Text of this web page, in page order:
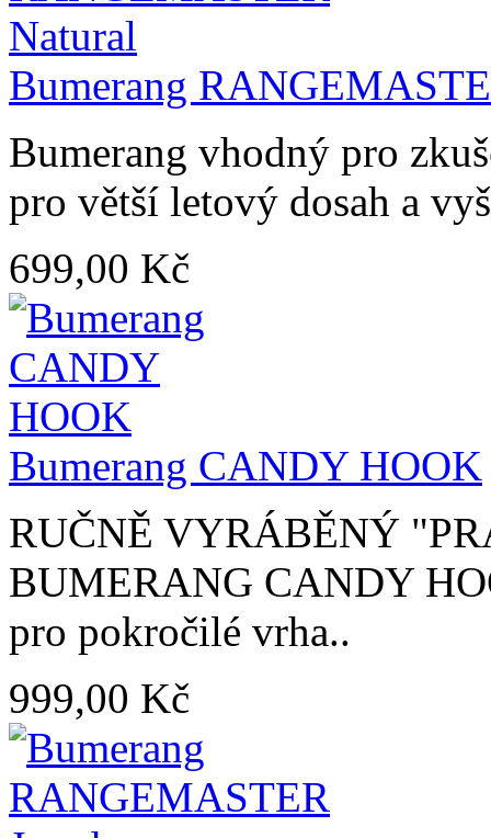
Bumerang
Bumerang vhodný pro
pro větší letový dosah a
699,00 Kč
Bumerang CANDY HOOK
RUČNĚ VYRÁBĚNÝ
BUMERANG CANDY
pro pokročilé vrha..
999,00 Kč